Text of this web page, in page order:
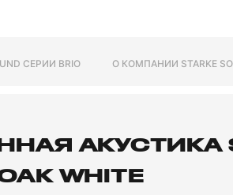
СЕРИИ BRIO О КОМПАНИИ STARKE
АКУСТИКА
WHITE